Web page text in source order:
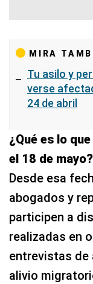
MIRA
Tu asilo y
verse
24 de abril
¿Qué es lo
el 18 de mayo?
Desde esa
abogados y
participen a
realizadas en
entrevistas de
alivio